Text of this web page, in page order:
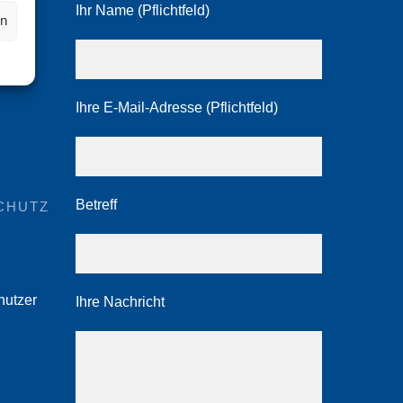
Ihr Name (Pflichtfeld)
Ihre E-Mail-Adresse (Pflichtfeld)
Betreff
Ihre Nachricht